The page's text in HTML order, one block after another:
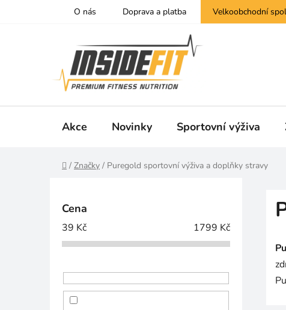
O nás Doprava a platba Velkoobchodní
Akce Novinky Sportovní výživa
Domů
/ Značky / Puregold sportovní výživa a doplňky stravy
Cena
39 Kč 1799 Kč